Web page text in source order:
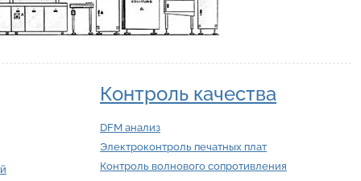
Контроль качества
DFM анализ
Электроконтроль печатных плат
Контроль волнового сопротивления